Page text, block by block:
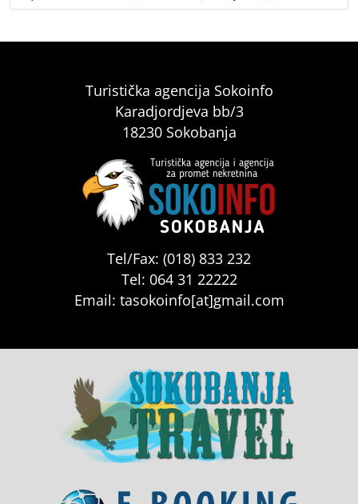
Turistička agencija Sokoinfo
Karadjordjeva bb/3
18230 Sokobanja
Tel/Fax: (018) 833 232
Tel: 064 31 22222
Email: tasokoinfo[at]gmail.com